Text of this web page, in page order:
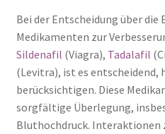
Bei der Entscheidung über die
Medikamenten zur
Sildenafil (Viagra), Tadalafil
(Levitra), ist es entscheidend,
berücksichtigen. Diese
sorgfältige Überlegung,
Bluthochdruck. Interaktionen